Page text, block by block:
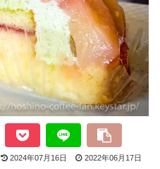
2024年07月16日 2022年06月17日